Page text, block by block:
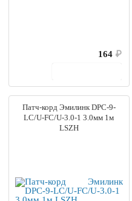
164 ₽
Патч-корд Эмилинк DPC-9-
LC/U-FC/U-3.0-1 3.0мм 1м
LSZH